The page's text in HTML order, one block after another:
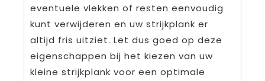
eventuele vlekken of resten eenvoudig
kunt verwijderen en uw strijkplank er
altijd fris uitziet. Let dus goed op deze
eigenschappen bij het kiezen van uw
kleine strijkplank voor een optimale